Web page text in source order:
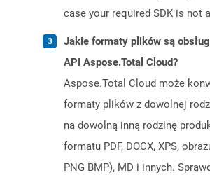
case your required SDK is not
Jakie formaty plików są
API Aspose.Total Cloud?
Aspose.Total Cloud może
formaty plików z dowolnej
na dowolną inną rodzinę
formatu PDF, DOCX, XPS,
PNG BMP), MD i innych.